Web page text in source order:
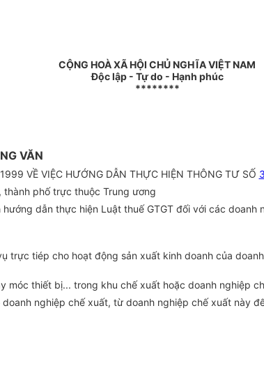
CỘNG HOÀ XÃ HỘI CHỦ NGHĨA VIỆT NAM
Độc lập - Tự do - Hạnh phúc
********
VĂN
VỀ VIỆC HƯỚNG DẪN THỰC HIỆN THÔNG TƯ SỐ
thành phố trực thuộc Trung ương
dẫn thực hiện Luật thuế GTGT đối với các
tiép cho hoạt động sản xuất kinh doanh của
móc thiết bị... trong khu chế xuất hoặc doanh nghiệp
nghiệp chế xuất, từ doanh nghiệp chế xuất này